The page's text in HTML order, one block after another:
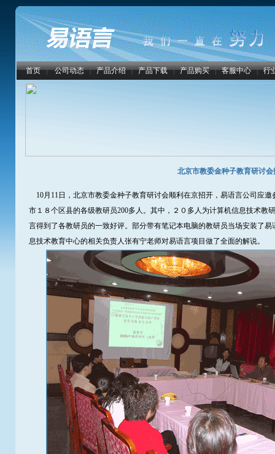
首页 | 公司动态 | 产品介绍 | 产品下载 | 产品购买 | 客服中心 | 行
北京市教委金种子教育研讨会
10月11日，北京市教委金种子教育研讨会顺利在京招开，易语言公司应
市１８个区县的各级教研员200多人。其中，２０多人为计算机信息技术教
言得到了各教研员的一致好评。部分带有笔记本电脑的教研员当场安装了
息技术教育中心的相关负责人张有宁老师对易语言项目做了全面的解说。